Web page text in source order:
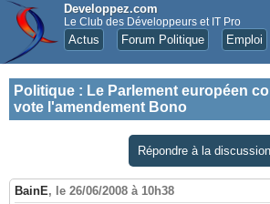
Developpez.com
Le Club des Développeurs et IT Pro
Actus Forum Politique Emploi
Politique : Le Parlement européen
vote l'amendement Bono
Répondre à la discussion
BainE, le 26/06/2008 à 10h38